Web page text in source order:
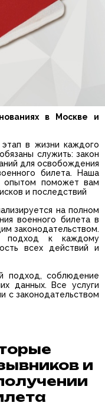
в Москве и
в жизни каждого
служить: закон
для освобождения
билета. Наша
опытом поможет вам
и последствий
на полном
военного билета в
законодательством.
подход к каждому
всех действий и
подход, соблюдение
данных. Все услуги
с законодательством
и